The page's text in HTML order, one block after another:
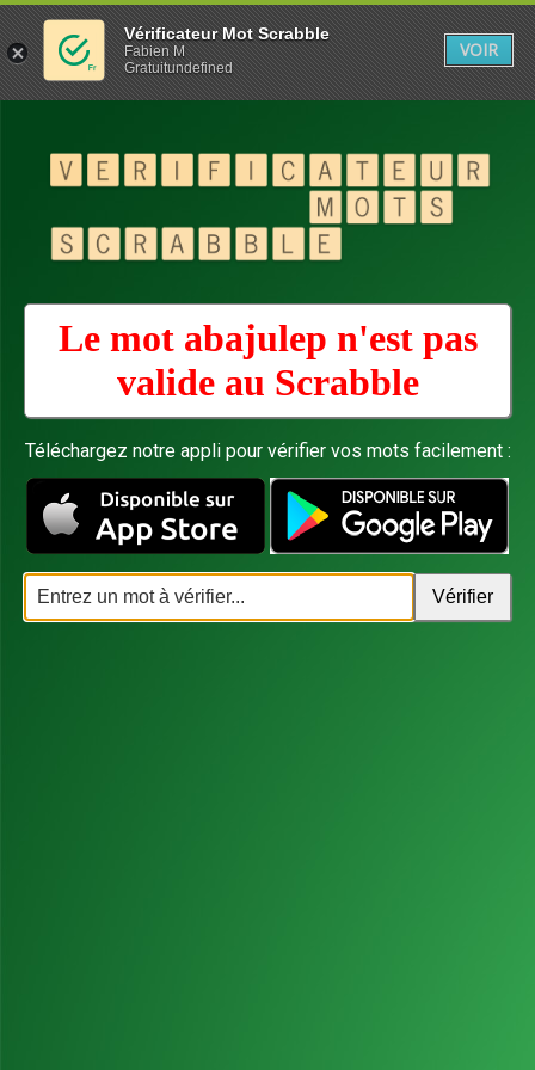
Le mot abajulep n'est pas
valide au Scrabble
Téléchargez notre appli pour vérifier vos mots facilement :
Vérificateur Mot Scrabble
Fabien M
Gratuitundefined
VOIR